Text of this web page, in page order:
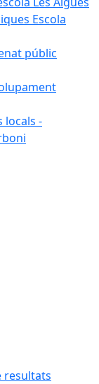
Escola
públic
locals -
resultats